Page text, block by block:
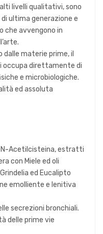
livelli qualitativi, sono
ultima generazione e
che avvengono in
dalle materie prime, il
occupa direttamente di
e microbiologiche.
ed assoluta
N-Acetilcisteina, estratti
con Miele ed oli
ed Eucalipto
emolliente e lenitiva
secrezioni bronchiali.
delle prime vie